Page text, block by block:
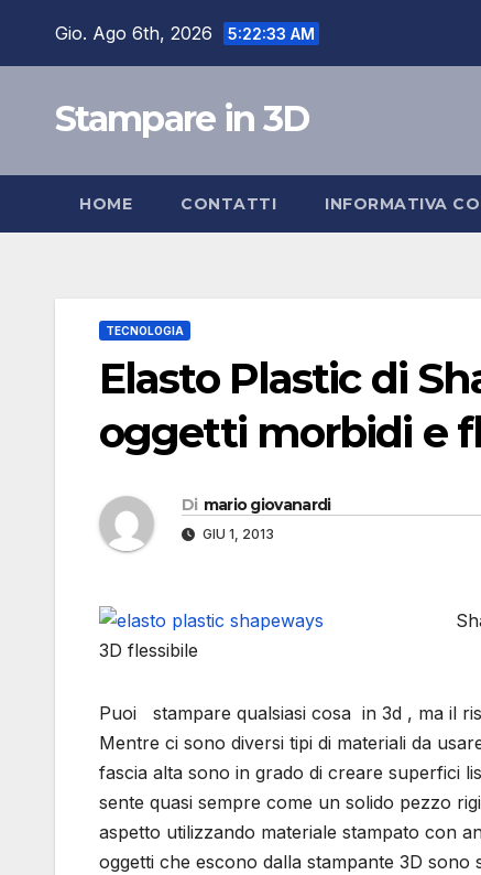
Gio. Ago 6th, 2026 5:22:33 AM
Stampare in 3D
HOME CONTATTI INFORMATIVA
TECNOLOGIA
Elasto Plastic di
oggetti morbidi e
Di mario giovanardi
GIU 1, 2013
3D flessibile
Puoi stampare qualsiasi cosa in 3d , ma il
Mentre ci sono diversi tipi di materiali da
fascia alta sono in grado di creare superfici
sente quasi sempre come un solido pezzo
aspetto utilizzando materiale stampato con
oggetti che escono dalla stampante 3D sono